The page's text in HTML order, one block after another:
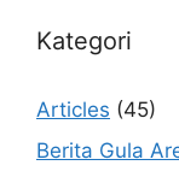
Kategori
Articles (45)
Berita Gula